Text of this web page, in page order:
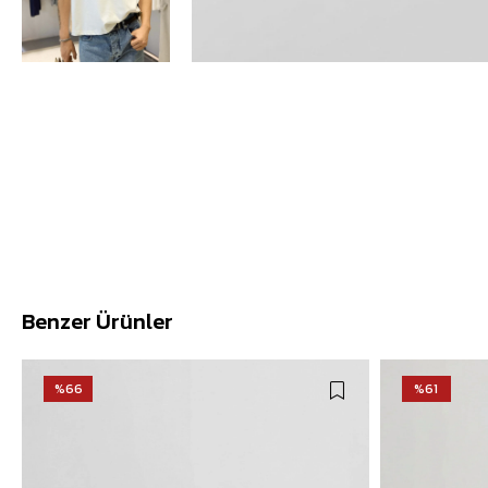
Benzer Ürünler
%66 %61